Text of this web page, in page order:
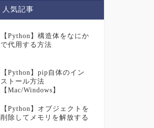
人気記事
【Python】構造体をなにか
で代用する方法
【Python】pip自体のイン
ストール方法
【Mac/Windows】
【Python】オブジェクトを
削除してメモリを解放する